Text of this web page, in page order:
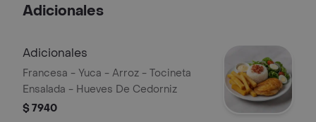
Adicionales
Adicionales
Francesa - Yuca - Arroz - Tocineta
Ensalada - Hueves De Cedorniz
$ 7940